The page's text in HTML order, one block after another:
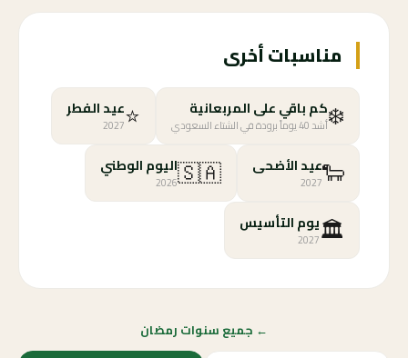
مناسبات أخرى
❄️كم باقي على المربعانية
أشد 40 يوماً برودة في الشتاء السعودي ⭐عيد الفطر
2027
🐑عيد الأضحى
2027
🇸🇦اليوم الوطني
2026
🏛️يوم التأسيس
2027
← جميع سنوات رمضان